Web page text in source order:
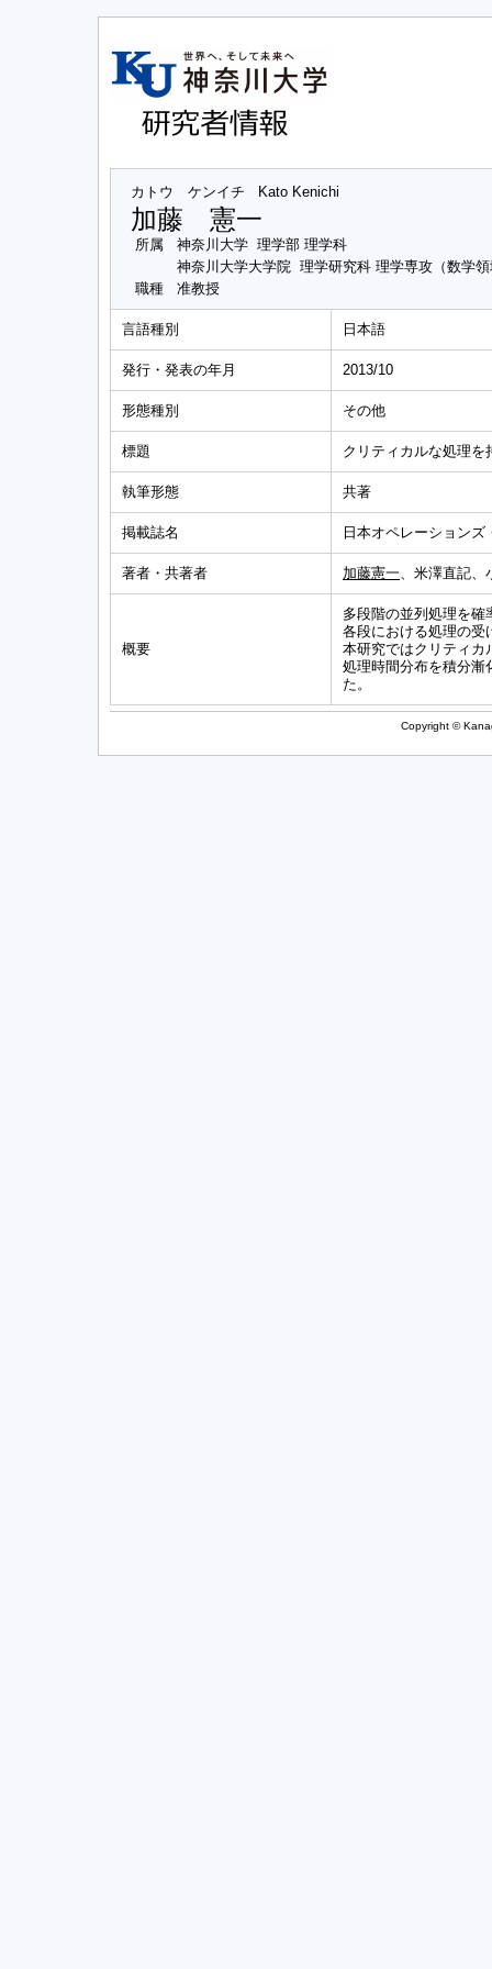
カトウ ケンイチ Kato Kenichi
加藤 憲一
所属
神奈川大学 理学部 理学科
神奈川大学大学院 理学研究科 理学専攻（数学
職種
准教授
言語種別 日本語
発行・発表の年月 2013/10
形態種別 その他
標題 クリティカルな処理を
執筆形態 共著
掲載誌名 日本オペレーション
著者・共著者 加藤憲一、米澤直記、
概要
多段階の並列処理を確
各段における処理の受
本研究ではクリティカ
処理時間分布を積分漸
た。
Copyright ©